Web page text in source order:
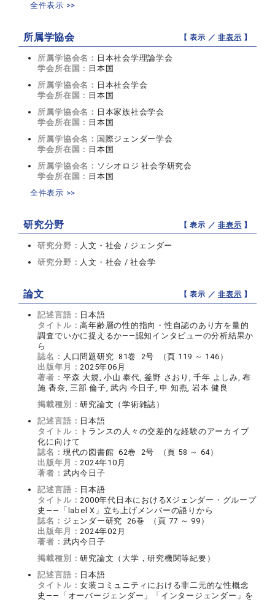
全件表示 >>
所属学協会 【 表示 ／非表示 】
所属学協会名： 日本社会学理論学会
学会所在国： 日本国
所属学協会名： 日本社会学会
学会所在国： 日本国
所属学協会名： 日本家族社会学会
学会所在国： 日本国
所属学協会名： 国際ジェンダー学会
学会所在国： 日本国
所属学協会名： ソシオロジ 社会学研究会
学会所在国： 日本国
全件表示 >>
研究分野 【 表示 ／非表示 】
研究分野： 人文・社会 / ジェンダー
研究分野： 人文・社会 / 社会学
論文 【 表示 ／非表示 】
記述言語： 日本語
タイトル：高年齢層の性的指向・性自認のあり方を量的
調査でいかに捉えるか――認知インタビューの分析結果か
ら
誌名： 人口問題研究 81巻 2号 （頁 119 ～ 146）
出版年月：2025年06月
著者： 平森 大規, 小山 泰代, 釜野 さおり, 千年 よしみ, 布
施 香奈, 三部 倫子, 武内 今日子, 申 知燕, 岩本 健良
掲載種別：研究論文（学術雑誌）
記述言語： 日本語
タイトル： トランスの人々の交差的な経験のアーカイブ
化に向けて
誌名： 現代の図書館 62巻 2号 （頁 58 ～ 64）
出版年月：2024年10月
著者： 武内今日子
記述言語： 日本語
タイトル：2000年代日本におけるXジェンダー・グループ
史――「label X」立ち上げメンバーの語りから
誌名： ジェンダー研究 26巻 （頁 77 ～ 99）
出版年月：2024年02月
著者： 武内今日子
掲載種別：研究論文（大学，研究機関等紀要）
記述言語： 日本語
タイトル：女装コミュニティにおける非二元的な性概念
史――「オーバージェンダー」「インタージェンダー」を